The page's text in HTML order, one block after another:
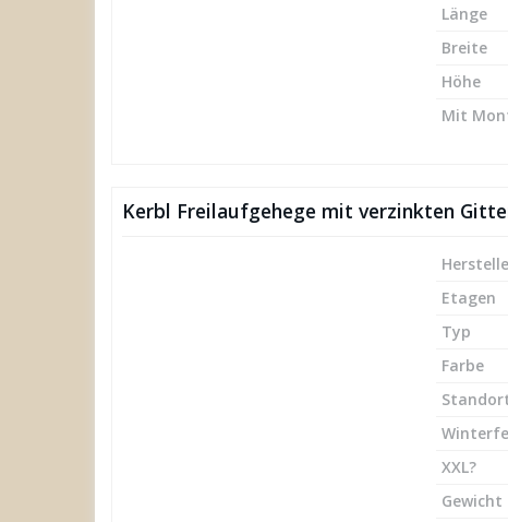
Länge
Breite
Höhe
Mit
Kerbl Freilaufgehege mit verzinkten
Etagen
Typ
Farbe
XXL?
Gewicht